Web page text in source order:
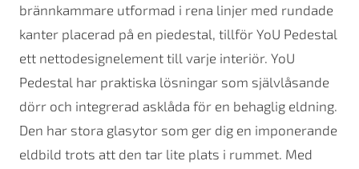
brännkammare utformad i rena linjer med rundade
kanter placerad på en piedestal, tillför YoU Pedestal
ett nettodesignelement till varje interiör. YoU
Pedestal har praktiska lösningar som självlåsande
dörr och integrerad asklåda för en behaglig eldning.
Den har stora glasytor som ger dig en imponerande
eldbild trots att den tar lite plats i rummet. Med